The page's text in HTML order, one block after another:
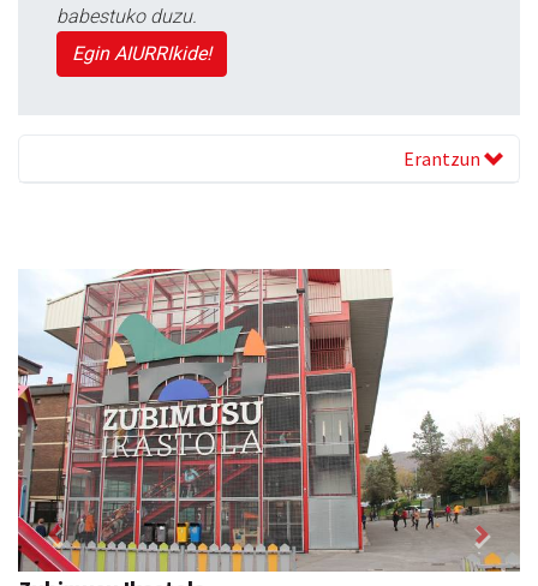
babestuko duzu.
Egin AIURRIkide!
Erantzun
Previous Next